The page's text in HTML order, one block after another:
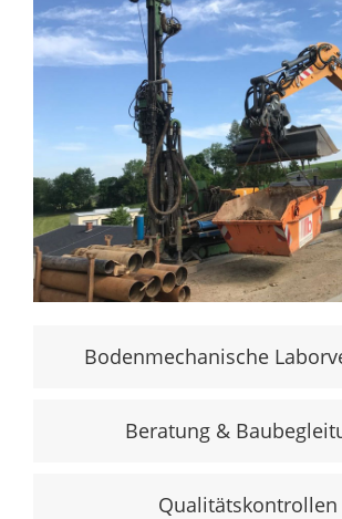
Bodenmechanische
Beratung &
Qualitätskontrollen